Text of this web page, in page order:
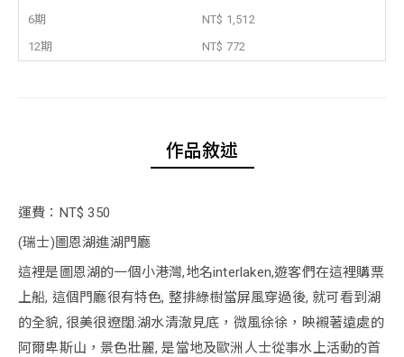
6期
NT$ 1,512
12期
NT$ 772
作品敘述
運費：NT$ 350
(瑞士)圖恩湖進湖門廳
這裡是圖恩湖的一個小港灣,地名interlaken,遊客們在這裡購票
上船, 這個門廳很有特色, 整排綠樹當屏風穿過後, 就可看到湖
的全貌, 很美很遼闊.湖水清澈見底，微風徐徐，映襯著遠處的
阿爾卑斯山，景色壯麗, 是當地及歐洲人士從事水上活動的首